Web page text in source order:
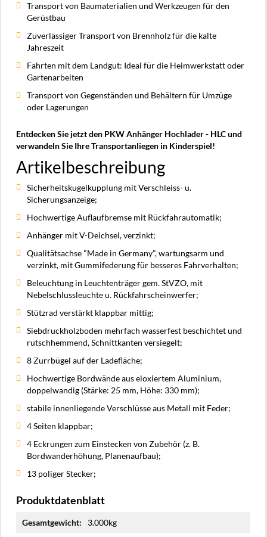
Transport von Baumaterialien und Werkzeugen für den
Gerüstbau
Zuverlässiger Transport von Brennholz für die kalte
Jahreszeit
Fahrten mit dem Landgut: Ideal für die Heimwerkstatt oder
Gartenarbeiten
Transport von Gegenständen und Behältern für Umzüge
oder Lagerungen
Entdecken Sie jetzt den PKW Anhänger Hochlader - HLC und
verwandeln Sie Ihre Transportanliegen in Kinderspiel!
Artikelbeschreibung
Sicherheitskugelkupplung mit Verschleiss- u.
Sicherungsanzeige;
Hochwertige Auflaufbremse mit Rückfahrautomatik;
Anhänger mit V-Deichsel, verzinkt;
Qualitätsachse "Made in Germany", wartungsarm und
verzinkt, mit Gummifederung für besseres Fahrverhalten;
Beleuchtung in Leuchtenträger gem. StVZO, mit
Nebelschlussleuchte u. Rückfahrscheinwerfer;
Stützrad verstärkt klappbar mittig;
Siebdruckholzboden mehrfach wasserfest beschichtet und
rutschhemmend, Schnittkanten versiegelt;
8 Zurrbügel auf der Ladefläche;
Hochwertige Bordwände aus eloxiertem Aluminium,
doppelwandig (Stärke: 25 mm, Höhe: 330 mm);
stabile innenliegende Verschlüsse aus Metall mit Feder;
4 Seiten klappbar;
4 Eckrungen zum Einstecken von Zubehör (z. B.
Bordwanderhöhung, Planenaufbau);
13 poliger Stecker;
Produktdatenblatt
Informationen
3.000kg